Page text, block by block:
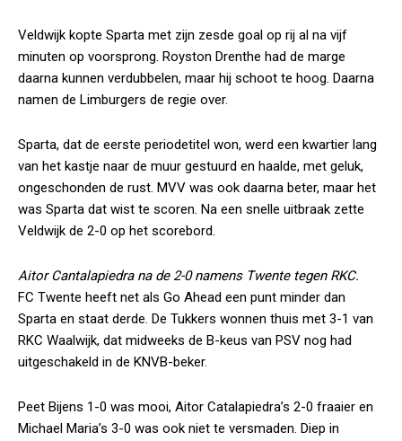
Veldwijk kopte Sparta met zijn zesde goal op rij al na vijf
minuten op voorsprong. Royston Drenthe had de marge
daarna kunnen verdubbelen, maar hij schoot te hoog. Daarna
namen de Limburgers de regie over.
Sparta, dat de eerste periodetitel won, werd een kwartier lang
van het kastje naar de muur gestuurd en haalde, met geluk,
ongeschonden de rust. MVV was ook daarna beter, maar het
was Sparta dat wist te scoren. Na een snelle uitbraak zette
Veldwijk de 2-0 op het scorebord.
Aitor Cantalapiedra na de 2-0 namens Twente tegen RKC.
FC Twente heeft net als Go Ahead een punt minder dan
Sparta en staat derde. De Tukkers wonnen thuis met 3-1 van
RKC Waalwijk, dat midweeks de B-keus van PSV nog had
uitgeschakeld in de KNVB-beker.
Peet Bijens 1-0 was mooi, Aitor Catalapiedra’s 2-0 fraaier en
Michael Maria’s 3-0 was ook niet te versmaden. Diep in